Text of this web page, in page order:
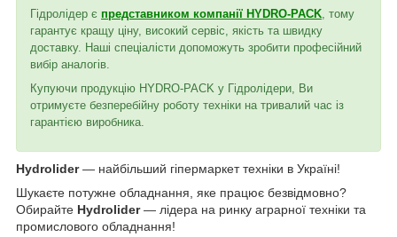
Гідролідер є представником компанії HYDRO-PACK , тому
гарантує кращу ціну, високий сервіс, якість та швидку
доставку. Наші спеціалісти допоможуть зробити професійний
вибір аналогів.
Купуючи продукцію HYDRO-PACK у Гідролідери, Ви
отримуєте безперебійну роботу техніки на тривалий час із
гарантією виробника.
Hydrolider— найбільший гіпермаркет техніки в Україні!
Шукаєте потужне обладнання, яке працює безвідмовно?
Обирайте Hydrolider— лідера на ринку аграрної техніки та
промислового обладнання!